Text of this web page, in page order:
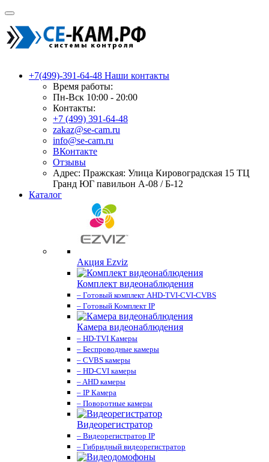
+7(499)-391-64-48 Наши контакты
Время работы:
Пн-Вск 10:00 - 20:00
Контакты:
+7 (499) 391-64-48
zakaz@se-cam.ru
info@se-cam.ru
ВКонтакте
Отзывы
Адрес: Пражская: Улица Кировоградская 15 ТЦ
Гранд ЮГ павильон А-08 / Б-12
Каталог
Акция Ezviz
Комплект видеонаблюдения
– Готовый комплект AHD-TVI-CVI-CVBS
– Готовый Комплект IP
Камера видеонаблюдения
– HD-TVI Камеры
– Беспроводные камеры
– CVBS камеры
– HD-CVI камеры
– AHD камеры
– IP Камера
– Поворотные камеры
Видеорегистратор
– Видеорегистратор IP
– Гибридный видеорегистратор